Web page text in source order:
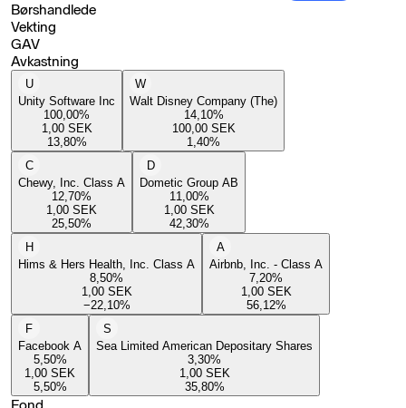
Børshandlede
Vekting
GAV
Avkastning
U
Unity Software Inc
100,00%
1,00 SEK
13,80%
W
Walt Disney Company (The)
14,10%
100,00 SEK
1,40%
C
Chewy, Inc. Class A
12,70%
1,00 SEK
25,50%
D
Dometic Group AB
11,00%
1,00 SEK
42,30%
H
Hims & Hers Health, Inc. Class A
8,50%
1,00 SEK
−22,10%
A
Airbnb, Inc. - Class A
7,20%
1,00 SEK
56,12%
F
Facebook A
5,50%
1,00 SEK
5,50%
S
Sea Limited American Depositary Shares
3,30%
1,00 SEK
35,80%